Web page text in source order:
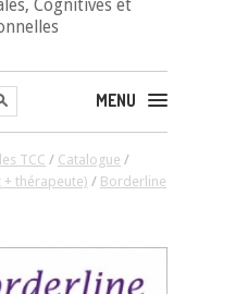
Cognitives et
MENU
TCC / Catalogue /
+ thérapeute) / Borderline